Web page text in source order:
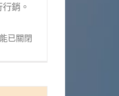
銷。
已關閉